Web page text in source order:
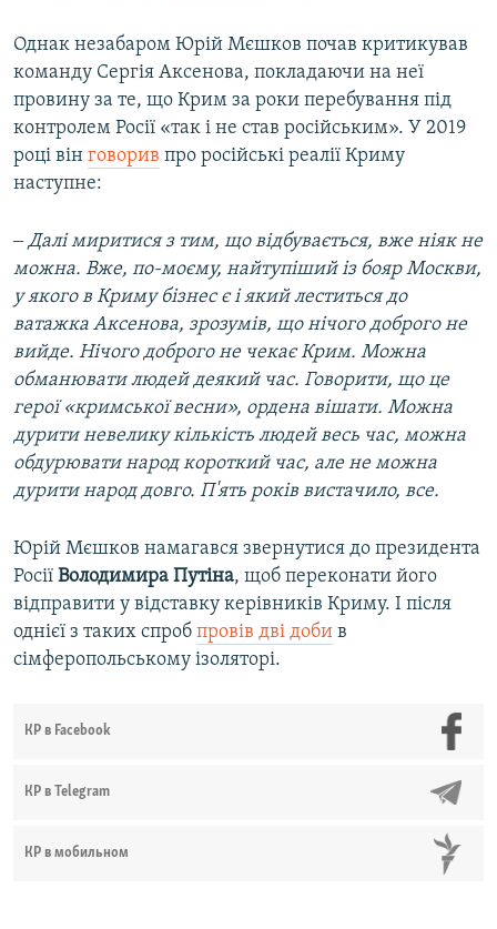
Однак незабаром Юрій Мєшков почав критикував
команду Сергія Аксенова, покладаючи на неї
провину за те, що Крим за роки перебування під
контролем Росії «так і не став російським». У 2019
році він говорив про російські реалії Криму
наступне:
‒ Далі миритися з тим, що відбувається, вже ніяк не
можна. Вже, по-моєму, найтупіший із бояр Москви,
у якого в Криму бізнес є і який леститься до
ватажка Аксенова, зрозумів, що нічого доброго не
вийде. Нічого доброго не чекає Крим. Можна
обманювати людей деякий час. Говорити, що це
герої «кримської весни», ордена вішати. Можна
дурити невелику кількість людей весь час, можна
обдурювати народ короткий час, але не можна
дурити народ довго. П'ять років вистачило, все.
Юрій Мєшков намагався звернутися до президента
Росії Володимира Путіна, щоб переконати його
відправити у відставку керівників Криму. І після
однієї з таких спроб провів дві доби в
сімферопольському ізоляторі.
КР в Facebook
КР в Telegram
КР в мобильном